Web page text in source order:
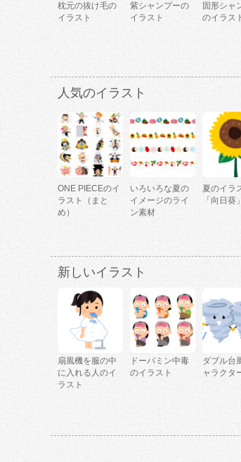
枕元の抜け毛の
イラスト
紫シャンプーの
イラスト
固形シャ
のイラス
人気のイラスト
ONE PIECEのイ
ラスト（まと
め）
いろいろな夏の
イメージのライ
ン素材
夏のイラ
「向日葵
新しいイラスト
扇風機を服の中
に入れる人のイ
ラスト
ドーパミン中毒
のイラスト
ダブル台
ャラクタ